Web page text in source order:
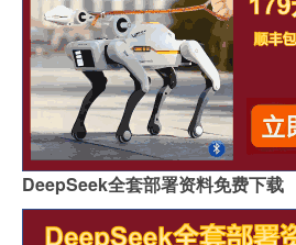
DeepSeek全套部署资料免费下载